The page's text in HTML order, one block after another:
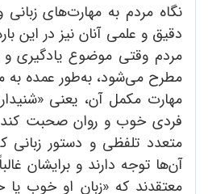
نگاه مردم به مهارت‌های
دقیق و علمی آنان نیز در این
مردم وقتی موضوع یادگیری و
مطرح می‌شود، به‌طور عمده به
مهارت مکمل آن، یعنی
فردی خوب و روان صحبت
متعدد تلفظی و دستور زبانی
آن‌ها توجه دارند و برایشان
معتقدند که «زبان او خوب